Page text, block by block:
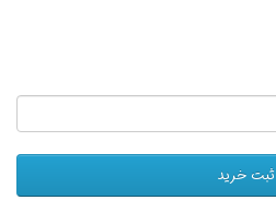
ثبت خرید